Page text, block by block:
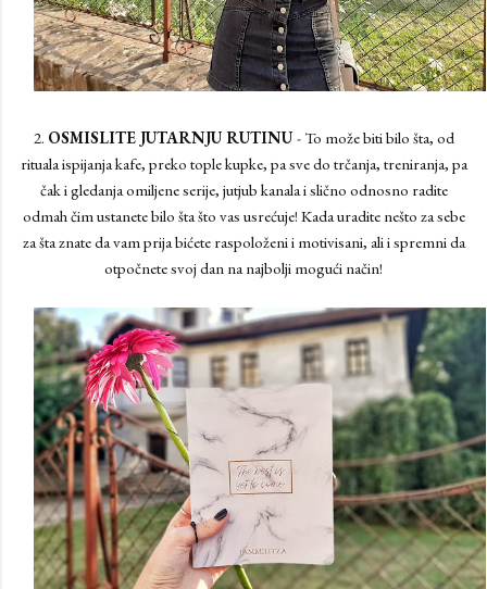
2. OSMISLITE JUTARNJU RUTINU - To može biti bilo šta, od
rituala ispijanja kafe, preko tople kupke, pa sve do trčanja, treniranja, pa
čak i gledanja omiljene serije, jutjub kanala i slično odnosno radite
odmah čim ustanete bilo šta što vas usrećuje! Kada uradite nešto za sebe
za šta znate da vam prija bićete raspoloženi i motivisani, ali i spremni da
otpočnete svoj dan na najbolji mogući način!